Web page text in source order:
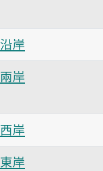
沿岸
兩岸
西岸
東岸